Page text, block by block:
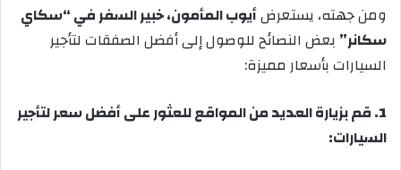
ومن جهته، يستعرضأيوب المأمون، خبير السفر في “سكاي
سكانر” بعض النصائح للوصول إلى أفضل الصفقات لتأجير
السيارات بأسعار مميزة:
1. قم بزيارة العديد من المواقع للعثور على أفضل سعر لتأجير
السيارات: